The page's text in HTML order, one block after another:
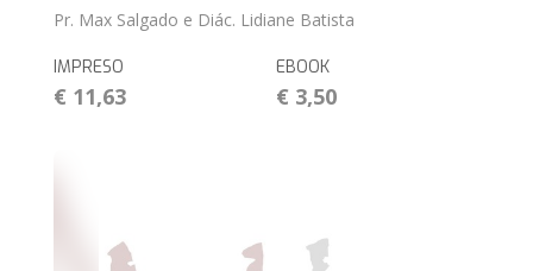
Pr. Max Salgado e Diác. Lidiane Batista
IMPRESO
€ 11,63
EBOOK
€ 3,50